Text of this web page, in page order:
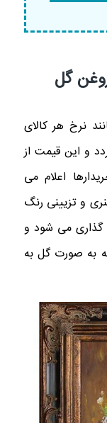
گل
نرخ هر کالای
و این قیمت از
اعلام می
و تزیینی رنگ
گذاری می شود و
به صورت گل به